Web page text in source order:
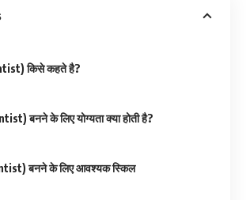
किसे कहते है?
बनने के लिए योग्यता क्या होती है?
बनने के लिए आवश्यक स्किल